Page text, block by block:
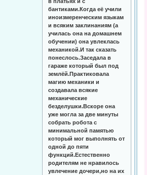
бантиками.Когда её учили
иноизмеренческим языкам
и всяким заклинаниям (а
училась она на домашнем
обучении) она увлеклась
механикой.И так сказать
понеслось.Заседала в
гараже который был под
землёй.Практиковала
магию механики и
создавала всякие
механические
безделушки.Вскоре она
уже могла за две минуты
собрать робота с
минимальной памятью
который мог выполнять от
одной до пяти
функций.Естественно
родителям не нравилось
увлечение дочери,но на их